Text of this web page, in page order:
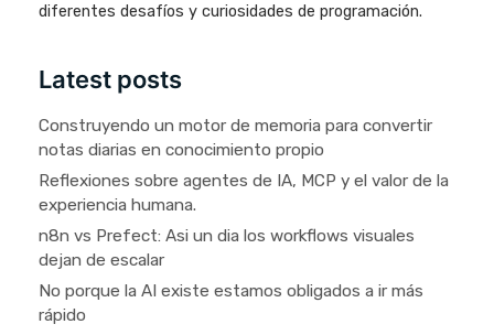
diferentes desafíos y curiosidades de programación.
Latest posts
Construyendo un motor de memoria para convertir
notas diarias en conocimiento propio
Reflexiones sobre agentes de IA, MCP y el valor de la
experiencia humana.
n8n vs Prefect: Asi un dia los workflows visuales
dejan de escalar
No porque la AI existe estamos obligados a ir más
rápido